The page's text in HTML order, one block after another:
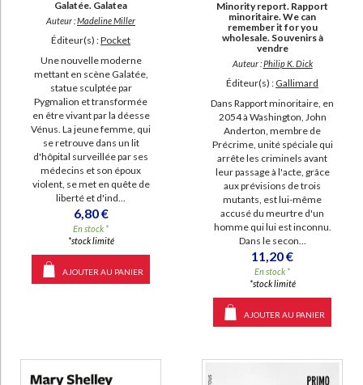
Galatée. Galatea
Auteur :Madeline Miller
Éditeur(s) :Pocket
Une nouvelle moderne
mettant en scène Galatée,
statue sculptée par
Pygmalion et transformée
en être vivant par la déesse
Vénus. La jeune femme, qui
se retrouve dans un lit
d'hôpital surveillée par ses
médecins et son époux
violent, se met en quête de
liberté et d'ind...
6,80 €
En stock *
*stock limité
AJOUTER AU PANIER
Minority report. Rapport
minoritaire. We can
remember it for you
wholesale. Souvenirs à
vendre
Auteur :Philip K. Dick
Éditeur(s) : Gallimard
Dans Rapport minoritaire, en
2054 à Washington, John
Anderton, membre de
Précrime, unité spéciale qui
arrête les criminels avant
leur passage à l'acte, grâce
aux prévisions de trois
mutants, est lui-même
accusé du meurtre d'un
homme qui lui est inconnu.
Dans le secon...
11,20 €
En stock *
*stock limité
AJOUTER AU PANIER